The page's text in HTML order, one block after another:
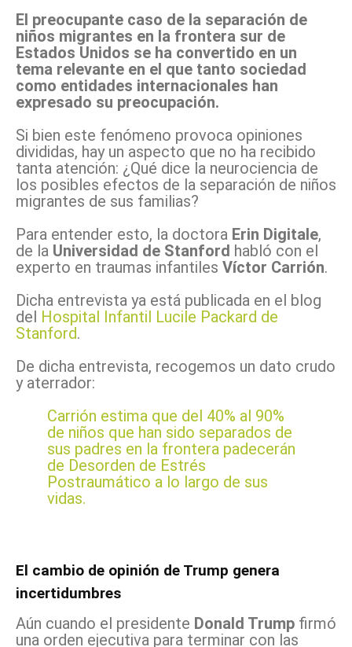
El preocupante caso de la separación de
niños migrantes en la frontera sur de
Estados Unidos se ha convertido en un
tema relevante en el que tanto sociedad
como entidades internacionales han
expresado su preocupación.
Si bien este fenómeno provoca opiniones
divididas, hay un aspecto que no ha recibido
tanta atención: ¿Qué dice la neurociencia de
los posibles efectos de la separación de niños
migrantes de sus familias?
Para entender esto, la doctora Erin Digitale,
de la Universidad de Stanford habló con el
experto en traumas infantiles Víctor Carrión.
Dicha entrevista ya está publicada en el blog
del Hospital Infantil Lucile Packard de
Stanford.
De dicha entrevista, recogemos un dato crudo
y aterrador:
Carrión estima que del 40% al 90%
de niños que han sido separados de
sus padres en la frontera padecerán
de Desorden de Estrés
Postraumático a lo largo de sus
vidas.
El cambio de opinión de Trump genera
incertidumbres
Aún cuando el presidente Donald Trump firmó
una orden ejecutiva para terminar con las